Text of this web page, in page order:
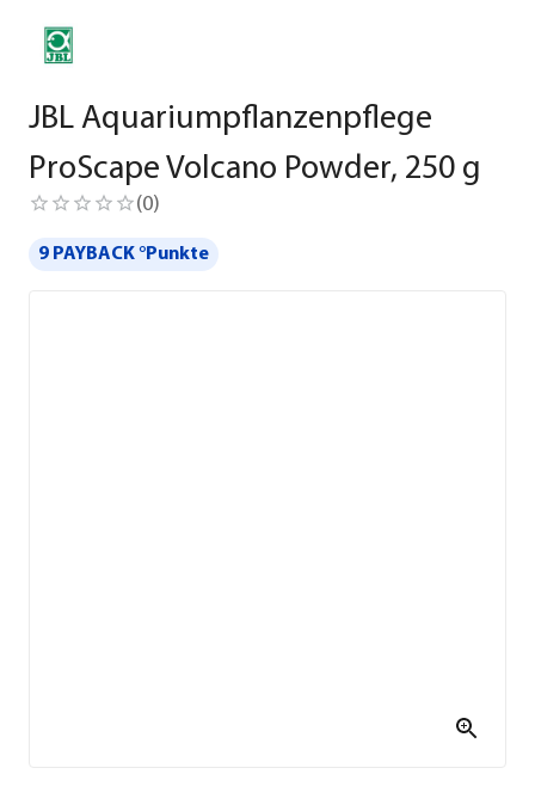
JBL Aquariumpflanzenpflege
ProScape Volcano Powder, 250 g
(0)
9 PAYBACK °Punkte